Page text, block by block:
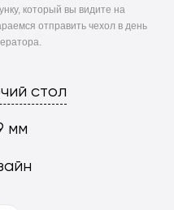
который вы видите на
отправить чехол в день
стол
мм